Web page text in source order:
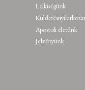
Lelkiségünk
Küldetésnyilatkozat
Apostoli életünk
Jelvényünk